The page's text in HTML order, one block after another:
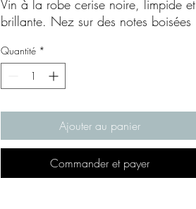
Vin à la robe cerise noire, limpide et
brillante. Nez sur des notes boisées
d’épices. Une bouche équilibrée,
ronde et fraîche quelques tanins sur
la fraîcheur qui se poliront avec le
Quantité *
Ajouter au panier
Commander et payer